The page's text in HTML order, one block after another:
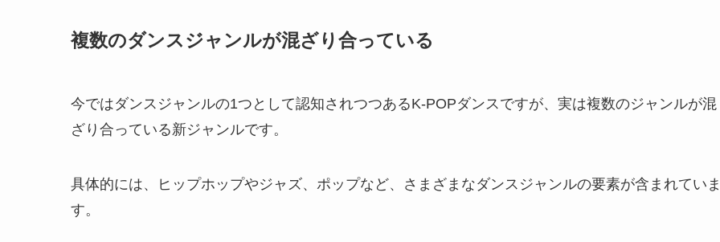
複数のダンスジャンルが混ざり合っている
今ではダンスジャンルの1つとして認知されつつあるK-POPダンスですが、実は複数のジャンルが混
ざり合っている新ジャンルです。
具体的には、ヒップホップやジャズ、ポップなど、さまざまなダンスジャンルの要素が含まれてい
す。